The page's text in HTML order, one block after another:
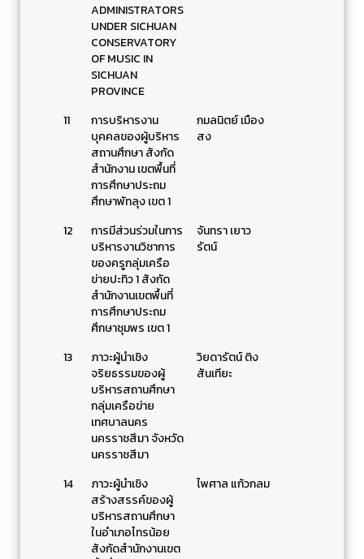
ADMINISTRATORS
UNDER SICHUAN
CONSERVATORY
OF MUSIC IN
SICHUAN
PROVINCE
11
การบริหารงาน
บุคคลของผู้บริหาร
สถานศึกษา สังกัด
สำนักงาน เขตพื้นที่
การศึกษาประถม
ศึกษาพัทลุง เขต 1
กมลนิตย์ เมือง
สง
12
การมีส่วนร่วมในการ
บริหารงานวิชาการ
ของครูกลุ่มเครือ
ข่ายปะทิว 1 สังกัด
สำนักงานเขตพื้นที่
การศึกษาประถม
ศึกษาชุมพร เขต 1
จันทรา เยาว
รัตน์
13
ภาวะผู้นำเชิง
จริยธรรมของผู้
บริหารสถานศึกษา
กลุ่มเครือข่าย
เทศบาลนคร
นครราชสีมา จังหวัด
นครราชสีมา
วิยดารัตน์ ติง
สันเทียะ
14
ภาวะผู้นำเชิง
สร้างสรรค์ของผู้
บริหารสถานศึกษา
ในอำเภอไทรน้อย
สังกัดสำนักงานเขต
ไพศาล แก้วกลม